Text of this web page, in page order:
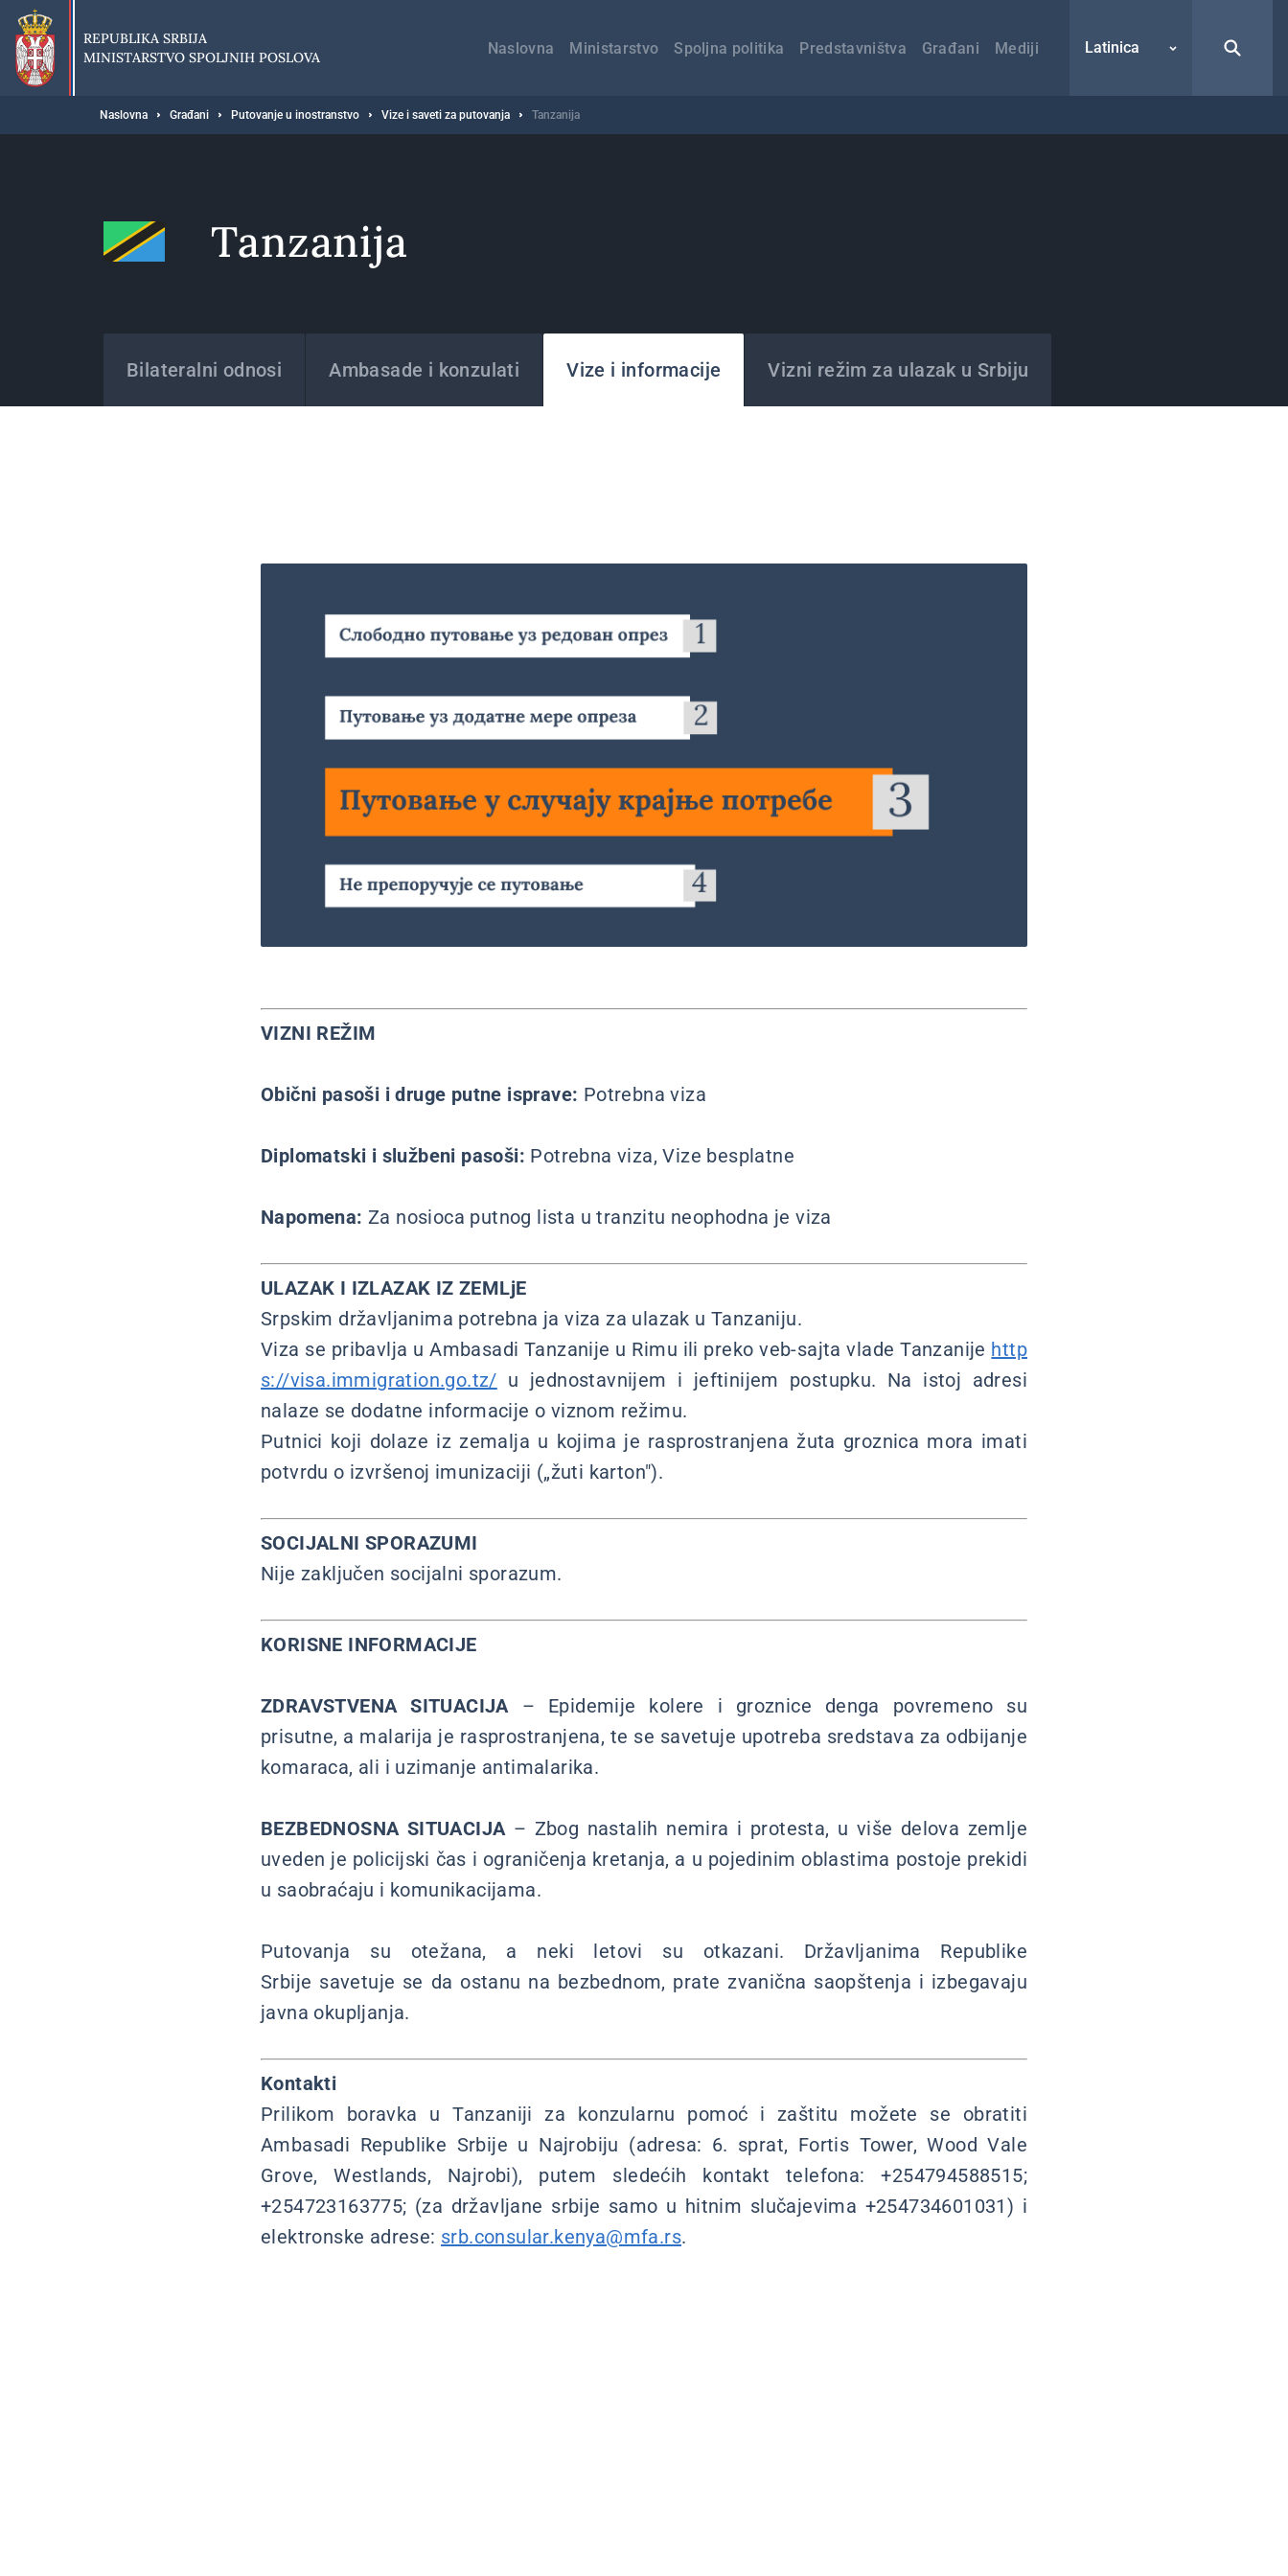
Preskoči
glavni
deo
sadržaja
REPUBLIKA SRBIJA
MINISTARSTVO SPOLJNIH POSLOVA
навигација
Naslovna Ministarstvo Spoljna politika Predstavništva Građani Mediji Latinica
Breadcrumb
Naslovna Građani Putovanje u inostranstvo Vize i saveti za putovanja Tanzanija
Tanzanija
Bilateralni odnosi Ambasade i konzulati Vize i informacije Vizni režim za ulazak u Srbiju
VIZNI REŽIM
Obični pasoši i druge putne isprave: Potrebna viza
Diplomatski i službeni pasoši: Potrebna viza, Vize besplatne
Napomena: Za nosioca putnog lista u tranzitu neophodna je viza
ULAZAK I IZLAZAK IZ ZEMLjE
Srpskim državljanima potrebna ja viza za ulazak u Tanzaniju.
Viza se pribavlja u Ambasadi Tanzanije u Rimu ili preko veb-sajta vlade Tanzanije http
s://visa.immigration.go.tz/ u jednostavnijem i jeftinijem postupku. Na istoj adresi
nalaze se dodatne informacije o viznom režimu.
Putnici koji dolaze iz zemalja u kojima je rasprostranjena žuta groznica mora imati
potvrdu o izvršenoj imunizaciji („žuti karton").
SOCIJALNI SPORAZUMI
Nije zaključen socijalni sporazum.
KORISNE INFORMACIJE
ZDRAVSTVENA SITUACIJA– Epidemije kolere i groznice denga povremeno su
prisutne, a malarija je rasprostranjena, te se savetuje upotreba sredstava za odbijanje
komaraca, ali i uzimanje antimalarika.
BEZBEDNOSNA SITUACIJA– Zbog nastalih nemira i protesta, u više delova zemlje
uveden je policijski čas i ograničenja kretanja, a u pojedinim oblastima postoje prekidi
u saobraćaju i komunikacijama.
Putovanja su otežana, a neki letovi su otkazani. Državljanima Republike
Srbije savetuje se da ostanu na bezbednom, prate zvanična saopštenja i izbegavaju
javna okupljanja.
Kontakti
Prilikom boravka u Tanzaniji za konzularnu pomoć i zaštitu možete se obratiti
Ambasadi Republike Srbije u Najrobiju (adresa: 6. sprat, Fortis Tower, Wood Vale
Grove, Westlands, Najrobi), putem sledećih kontakt telefona: +254794588515;
+254723163775; (za državljane srbije samo u hitnim slučajevima +254734601031) i
elektronske adrese: srb.consular.kenya@mfa.rs.